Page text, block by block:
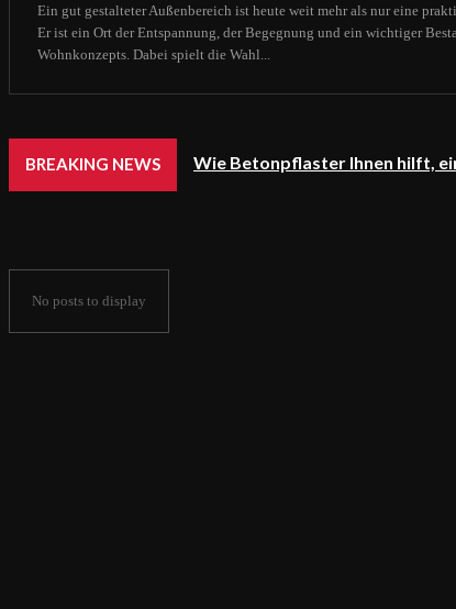
Ein gut gestalteter Außenbereich ist heute weit mehr als nur eine
Er ist ein Ort der Entspannung, der Begegnung und ein wichtiger
Wohnkonzepts. Dabei spielt die Wahl...
BREAKING NEWS Wie Betonpflaster Ihnen hilft,
No posts to display